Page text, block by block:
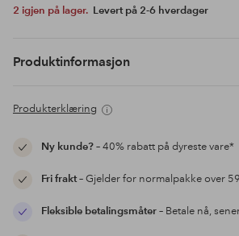
2 igjen på lager. Levert på 2-6 hverdager
Produktinformasjon
Produkterklæring
Ny kunde?– 40% rabatt på dyreste vare*
Fri frakt– Gjelder for normalpakke over
Fleksible betalingsmåter– Betale nå,